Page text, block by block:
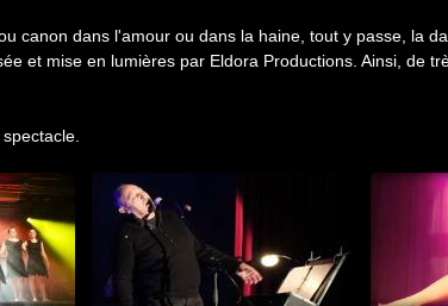
canon dans l'amour ou dans la haine, tout y passe, la
et mise en lumières par Eldora Productions. Ainsi, de